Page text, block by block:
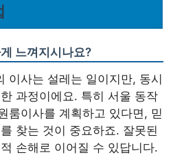
느껴지시나요?
이사는 설레는 일이지만, 동시
과정이에요. 특히 서울 동작
룸이사를 계획하고 있다면, 믿
찾는 것이 중요하죠. 잘못된
손해로 이어질 수 있답니다.